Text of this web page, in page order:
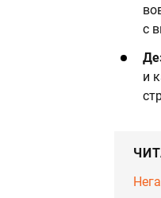
с
и